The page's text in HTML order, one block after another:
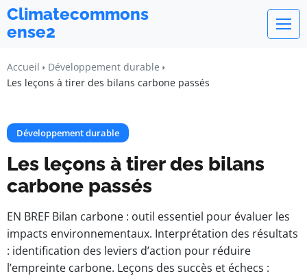
Climatecommons
ense2
Accueil
Développement durable
Les leçons à tirer des bilans carbone passés
Développement durable
Les leçons à tirer des bilans
carbone passés
EN BREF Bilan carbone : outil essentiel pour évaluer les
impacts environnementaux. Interprétation des résultats
: identification des leviers d’action pour réduire
l’empreinte carbone. Leçons des succès et échecs :